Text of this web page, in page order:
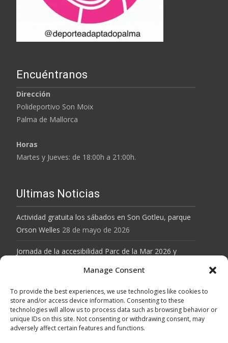
Manage Consent
To provide the best experiences, we use technologies like cookies to
store and/or access device information. Consenting to these
technologies will allow us to process data such as browsing behavior or
unique IDs on this site. Not consenting or withdrawing consent, may
adversely affect certain features and functions.
Encuéntranos
Dirección
Polideportivo Son Moix
Palma de Mallorca
Horas
Martes y Jueves: de 18:00h a 21:00h.
Ultimas Noticias
Actividad gratuita los sábados en Son Gotleu, parque
Orson Welles 28 de mayo de 2026
Jornada de la accesibilidad Parc de la Mar 2026 y
28 de mayo de 2026
Baloncesto inclusivo en Son Gotleu, sábados de 10 a
12h 12 de abril de 2026
MALLORCA GRAVEL SERIES 12 de abril de 2026